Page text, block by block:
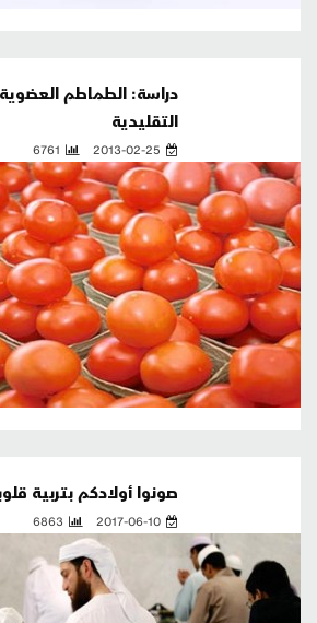
دراسة: الطماطم
التقليدية
2013-02-25
6761
صونوا أولادكم بتربية
2017-06-10
6863